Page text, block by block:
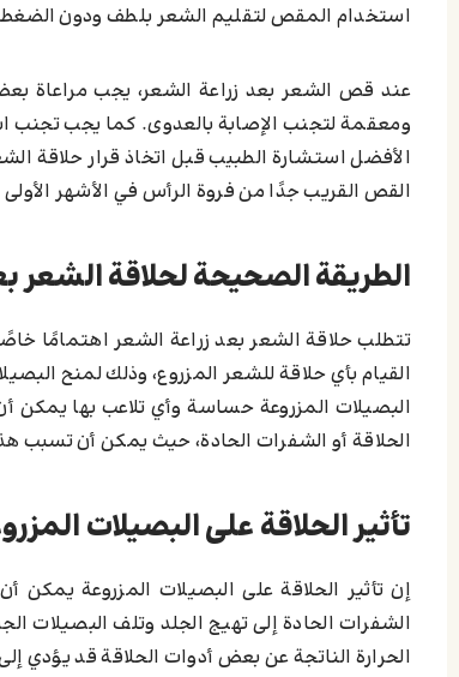
استخدام المقص لتقليم الشعر بلطف ودون الضغط
عند قص الشعر بعد زراعة الشعر، يجب مراعاة
ومعقمة لتجنب الإصابة بالعدوى. كما يجب تجنب
الأفضل استشارة الطبيب قبل اتخاذ قرار حلاقة
القص القريب جدًا من فروة الرأس في الأشهر
الطريقة الصحيحة لحلاقة الشعر
القيام بأي حلاقة للشعر المزروع، وذلك لمنح
البصيلات المزروعة حساسة وأي تلاعب بها يمكن
الحلاقة أو الشفرات الحادة، حيث يمكن أن تسبب
تأثير الحلاقة على البصيلات
إن تأثير الحلاقة على البصيلات المزروعة
الشفرات الحادة إلى تهيج الجلد وتلف البصيلات
الحرارة الناتجة عن بعض أدوات الحلاقة قد يؤدي